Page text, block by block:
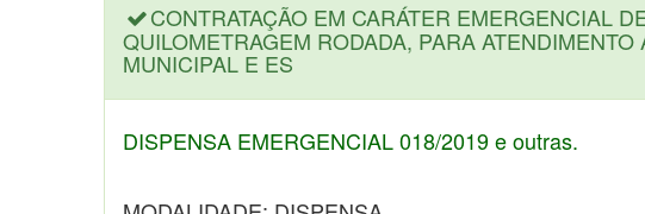
CONTRATAÇÃO EM CARÁTER EMERGENCIAL
QUILOMETRAGEM RODADA, PARA
MUNICIPAL E ES
DISPENSA EMERGENCIAL 018/2019 e outras.